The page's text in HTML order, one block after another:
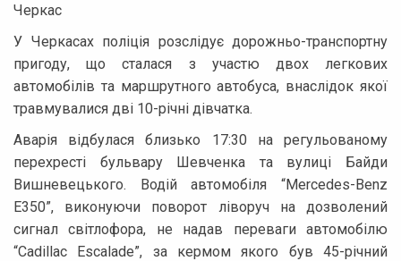
Черкас
У Черкасах поліція розслідує дорожньо-транспортну
пригоду, що сталася з участю двох легкових
автомобілів та маршрутного автобуса, внаслідок якої
травмувалися дві 10-річні дівчатка.
Аварія відбулася близько 17:30 на регульованому
перехресті бульвару Шевченка та вулиці Байди
Вишневецького. Водій автомобіля “Mercedes-Benz
E350”, виконуючи поворот ліворуч на дозволений
сигнал світлофора, не надав переваги автомобілю
“Cadillac Escalade”, за кермом якого був 45-річний